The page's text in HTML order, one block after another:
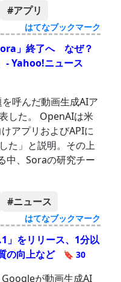
#アプリ
はてなブックマーク
」終了へ なぜ？
- Yahoo!ニュース
呼んだ動画生成AIア
した。 OpenAIは米
アプリおよびAPIに
た」と説明。その上
中、Soraの研究チー
#ニュース
はてなブックマーク
」をリリース、1分以
の向上など
🔖 30
が動画生成AI